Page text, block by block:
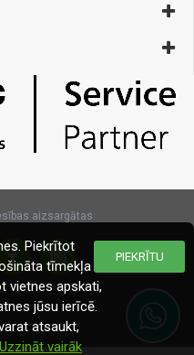
aizsargātas
PIEKRĪTU
Piekrītot
tīmekļa
vietnes apskati,
jūsu ierīcē.
atsaukt,
Uzzināt vairāk